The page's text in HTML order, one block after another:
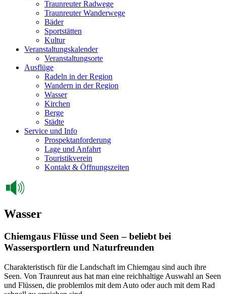
Traunreuter Radwege
Traunreuter Wanderwege
Bäder
Sportstätten
Kultur
Veranstaltungskalender
Veranstaltungsorte
Ausflüge
Radeln in der Region
Wandern in der Region
Wasser
Kirchen
Berge
Städte
Service und Info
Prospektanforderung
Lage und Anfahrt
Touristikverein
Kontakt & Öffnungszeiten
Wasser
Chiemgaus Flüsse und Seen – beliebt bei
Wassersportlern und Naturfreunden
Charakteristisch für die Landschaft im Chiemgau sind auch ihre
Seen. Von Traunreut aus hat man eine reichhaltige Auswahl an Seen
und Flüssen, die problemlos mit dem Auto oder auch mit dem Rad